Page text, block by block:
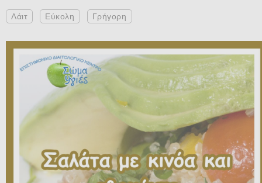
Λάιτ Εύκολη Γρήγορη